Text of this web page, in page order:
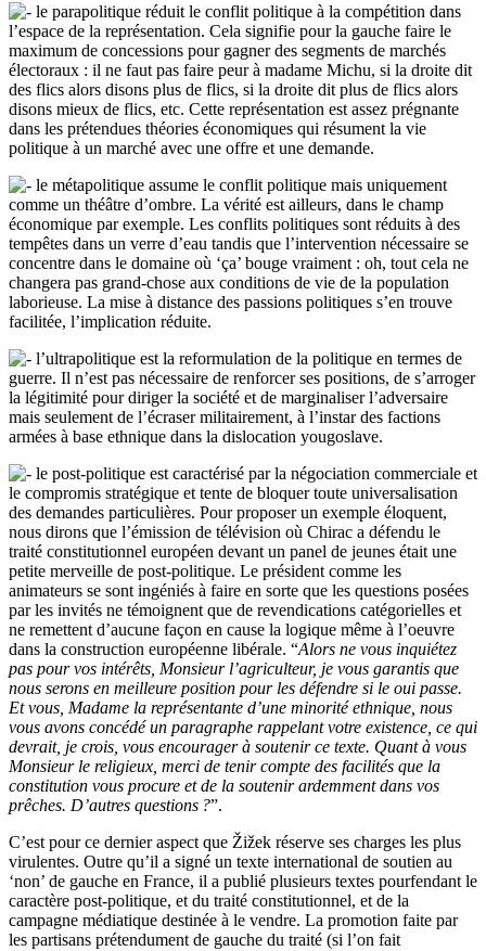
le parapolitique réduit le conflit politique à la compétition dans
l’espace de la représentation. Cela signifie pour la gauche faire le
maximum de concessions pour gagner des segments de marchés
électoraux : il ne faut pas faire peur à madame Michu, si la droite dit
des flics alors disons plus de flics, si la droite dit plus de flics alors
disons mieux de flics, etc. Cette représentation est assez prégnante
dans les prétendues théories économiques qui résument la vie
politique à un marché avec une offre et une demande.
le métapolitique assume le conflit politique mais uniquement
comme un théâtre d’ombre. La vérité est ailleurs, dans le champ
économique par exemple. Les conflits politiques sont réduits à des
tempêtes dans un verre d’eau tandis que l’intervention nécessaire se
concentre dans le domaine où ‘ça’ bouge vraiment : oh, tout cela ne
changera pas grand-chose aux conditions de vie de la population
laborieuse. La mise à distance des passions politiques s’en trouve
facilitée, l’implication réduite.
l’ultrapolitique est la reformulation de la politique en termes de
guerre. Il n’est pas nécessaire de renforcer ses positions, de s’arroger
la légitimité pour diriger la société et de marginaliser l’adversaire
mais seulement de l’écraser militairement, à l’instar des factions
armées à base ethnique dans la dislocation yougoslave.
le post-politique est caractérisé par la négociation commerciale et
le compromis stratégique et tente de bloquer toute universalisation
des demandes particulières. Pour proposer un exemple éloquent,
nous dirons que l’émission de télévision où Chirac a défendu le
traité constitutionnel européen devant un panel de jeunes était une
petite merveille de post-politique. Le président comme les
animateurs se sont ingéniés à faire en sorte que les questions posées
par les invités ne témoignent que de revendications catégorielles et
ne remettent d’aucune façon en cause la logique même à l’oeuvre
dans la construction européenne libérale. “Alors ne vous inquiétez
pas pour vos intérêts, Monsieur l’agriculteur, je vous garantis que
nous serons en meilleure position pour les défendre si le oui passe.
Et vous, Madame la représentante d’une minorité ethnique, nous
vous avons concédé un paragraphe rappelant votre existence, ce qui
devrait, je crois, vous encourager à soutenir ce texte. Quant à vous
Monsieur le religieux, merci de tenir compte des facilités que la
constitution vous procure et de la soutenir ardemment dans vos
prêches. D’autres questions ?”.
C’est pour ce dernier aspect que Žižek réserve ses charges les plus
virulentes. Outre qu’il a signé un texte international de soutien au
‘non’ de gauche en France, il a publié plusieurs textes pourfendant le
caractère post-politique, et du traité constitutionnel, et de la
campagne médiatique destinée à le vendre. La promotion faite par
les partisans prétendument de gauche du traité (si l’on fait